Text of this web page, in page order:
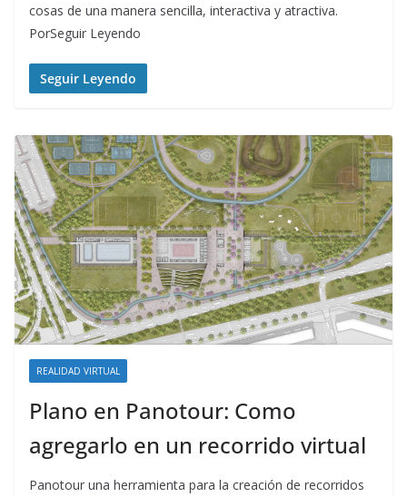
cosas de una manera sencilla, interactiva y atractiva.
PorSeguir Leyendo
Seguir Leyendo
REALIDAD VIRTUAL
Plano en Panotour: Como
agregarlo en un recorrido virtual
Panotour una herramienta para la creación de recorridos